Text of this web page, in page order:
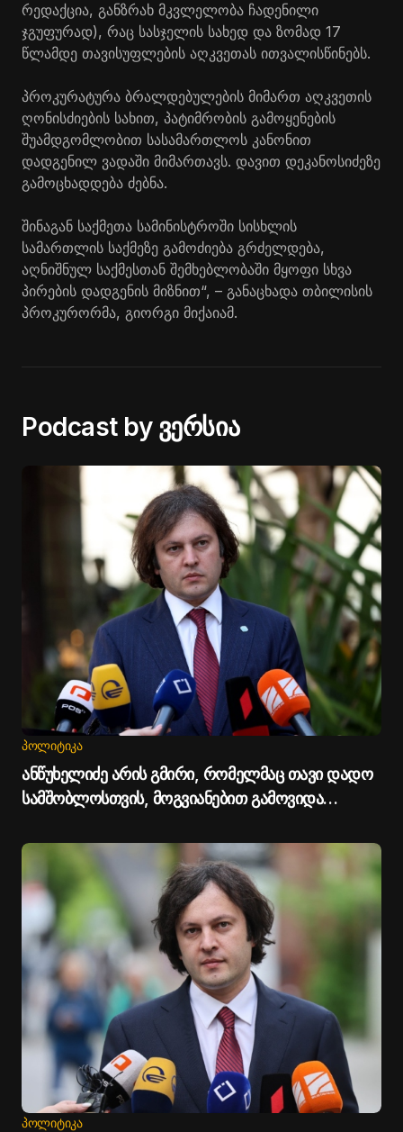
რედაქცია, განზრახ მკვლელობა ჩადენილი
ჯგუფურად), რაც სასჯელის სახედ და ზომად 17
წლამდე თავისუფლების აღკვეთას ითვალისწინებს.
პროკურატურა ბრალდებულების მიმართ აღკვეთის
ღონისძიების სახით, პატიმრობის გამოყენების
შუამდგომლობით სასამართლოს კანონით
დადგენილ ვადაში მიმართავს. დავით დეკანოსიძეზე
გამოცხადდება ძებნა.
შინაგან საქმეთა სამინისტროში სისხლის
სამართლის საქმეზე გამოძიება გრძელდება,
აღნიშნულ საქმესთან შემხებლობაში მყოფი სხვა
პირების დადგენის მიზნით“, – განაცხადა თბილისის
პროკურორმა, გიორგი მიქაიამ.
Podcast by ვერსია
ᲞᲝᲚᲘᲢᲘᲙᲐ
ანწუხელიძე არის გმირი, რომელმაც თავი დადო
სამშობლოსთვის, მოგვიანებით გამოვიდა
გმირობა, თითქოს სააკაშვილისთვის შეგინებას
თუ რაღაც ამგვარს სთხოვდნენ - პრემიერი
ᲞᲝᲚᲘᲢᲘᲙᲐ